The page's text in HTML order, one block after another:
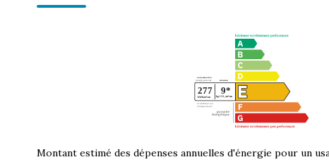
Montant estimé des dépenses annuelles d'énergie pour un